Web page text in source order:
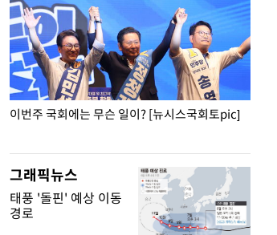
이번주 국회에는 무슨 일이? [뉴시스국회토pic]
그래픽뉴스
태풍 '돌핀' 예상 이동
경로